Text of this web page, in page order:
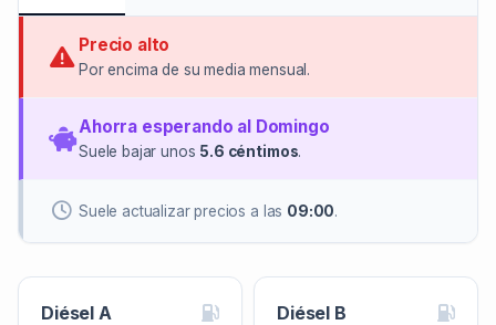
Precio alto
Por encima de su media mensual.
Ahorra esperando al Domingo
Suele bajar unos 5.6 céntimos.
Suele actualizar precios a las 09:00.
Diésel A Diésel B